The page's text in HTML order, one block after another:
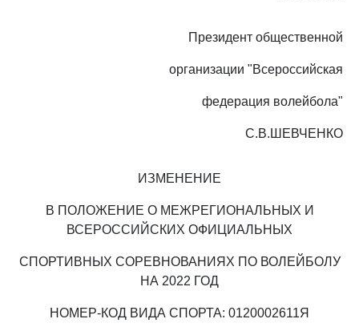
Президент общественной
организации "Всероссийская
федерация волейбола"
С.В.ШЕВЧЕНКО
ИЗМЕНЕНИЕ
В ПОЛОЖЕНИЕ О МЕЖРЕГИОНАЛЬНЫХ И
ВСЕРОССИЙСКИХ ОФИЦИАЛЬНЫХ
СПОРТИВНЫХ СОРЕВНОВАНИЯХ ПО ВОЛЕЙБОЛУ
НА 2022 ГОД
НОМЕР-КОД ВИДА СПОРТА: 0120002611Я